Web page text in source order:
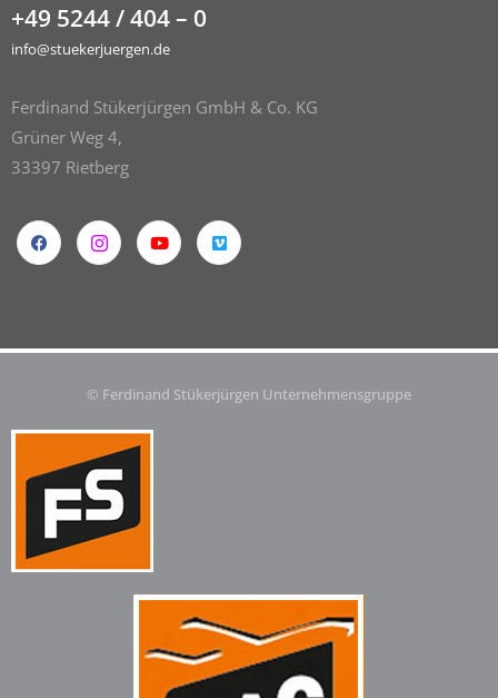
+49 5244 / 404 – 0
info@stuekerjuergen.de
Ferdinand Stükerjürgen GmbH & Co. KG
Grüner Weg 4,
33397 Rietberg
© Ferdinand Stükerjürgen Unternehmensgruppe